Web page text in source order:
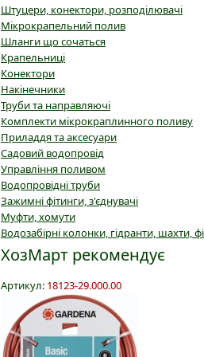
Штуцери, конектори, розподілювачі
Мікрокрапельний полив
Шланги що сочаться
Крапельниці
Конектори
Накінечники
Труби та направляючі
Комплекти мікрокраплинного поливу
Приладдя та аксесуари
Садовий водопровід
Управління поливом
Водопровідні труби
Зажимні фітинги, з'єднувачі
Муфти, хомути
Водозабірні колонки, гідранти, шахти,
ХозМарт рекомендує
Артикул: 18123-29.000.00